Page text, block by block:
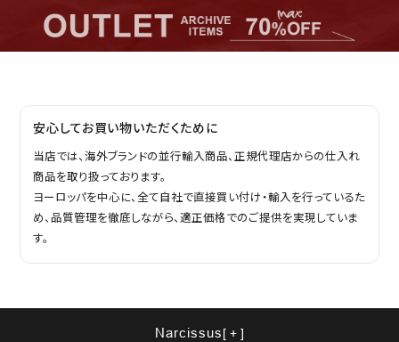
安心してお買い物いただくために
当店では、海外ブランドの並行輸入商品、正規代理店からの仕入れ
商品を取り扱っております。
ヨーロッパを中心に、全て自社で直接買い付け・輸入を行っているた
め、品質管理を徹底しながら、適正価格でのご提供を実現していま
す。
Narcissus